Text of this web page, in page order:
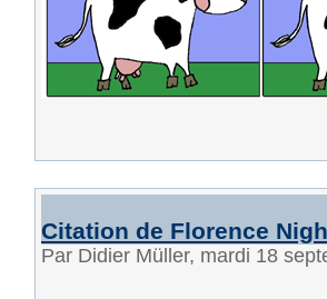
Citation de Florence
Par Didier Müller, mardi 18